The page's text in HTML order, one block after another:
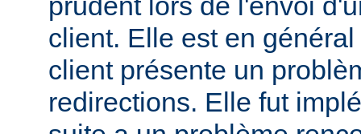
client. Elle est en
client présente un
redirections. Elle fut